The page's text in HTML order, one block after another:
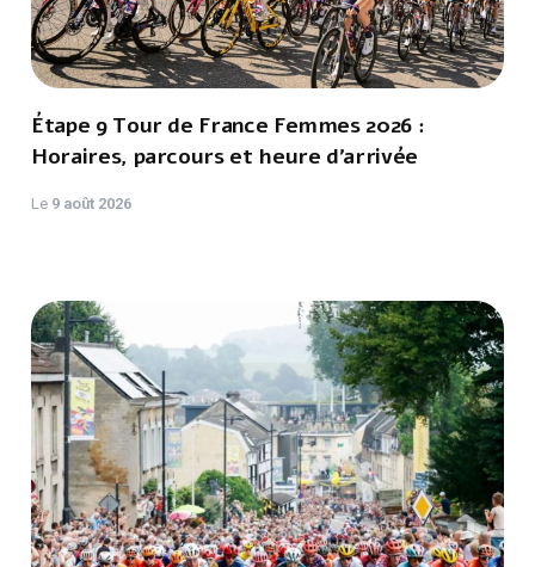
Étape 9 Tour de France Femmes 2026 :
Horaires, parcours et heure d’arrivée
Le 9 août 2026